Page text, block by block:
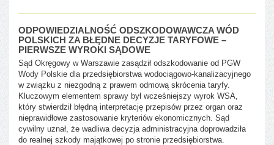
ODPOWIEDZIALNOŚĆ ODSZKODOWAWCZA WÓD
POLSKICH ZA BŁĘDNE DECYZJE TARYFOWE –
PIERWSZE WYROKI SĄDOWE
Sąd Okręgowy w Warszawie zasądził odszkodowanie od PGW
Wody Polskie dla przedsiębiorstwa wodociągowo-kanalizacyjnego
w związku z niezgodną z prawem odmową skrócenia taryfy.
Kluczowym elementem sprawy był wcześniejszy wyrok WSA,
który stwierdził błędną interpretację przepisów przez organ oraz
nieprawidłowe zastosowanie kryteriów ekonomicznych. Sąd
cywilny uznał, że wadliwa decyzja administracyjna doprowadziła
do realnej szkody majątkowej po stronie przedsiębiorstwa.